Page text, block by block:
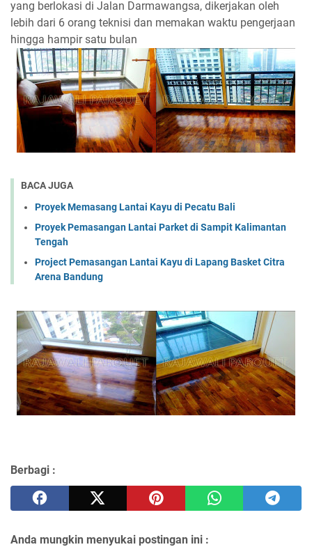
yang berlokasi di Jalan Darmawangsa, dikerjakan oleh
lebih dari 6 orang teknisi dan memakan waktu pengerjaan
hingga hampir satu bulan
BACA JUGA
Proyek Memasang Lantai Kayu di Pecatu Bali
Proyek Pemasangan Lantai Parket di Sampit Kalimantan
Tengah
Project Pemasangan Lantai Kayu di Lapang Basket Citra
Arena Bandung
Berbagi :
Anda mungkin menyukai postingan ini :